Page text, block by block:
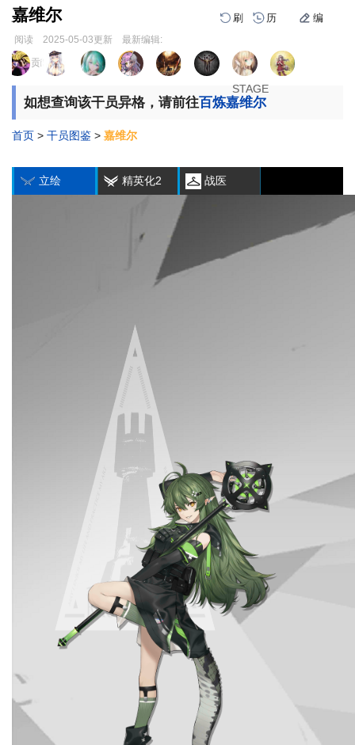
嘉维尔 刷 历 编
阅读 2025-05-03更新 最新编辑:
跳
到
导
跳
到
搜
页面贡献者 :
如想查询该干员异格，请前往百炼嘉维尔
首页 > 干员图鉴 > 嘉维尔
立绘 精英化2 战医
1
STAGE
2
STAGE
3
STAGE